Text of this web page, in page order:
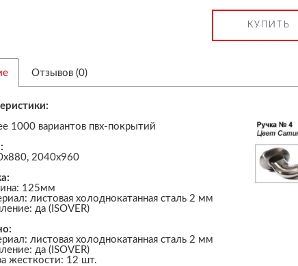
КУПИТЬ
Отзывов (0)
1000 вариантов пвх-покрытий
2040х960
125мм
листовая холоднокатанная сталь 2 мм
да (ISOVER)
листовая холоднокатанная сталь 2 мм
да (ISOVER)
жесткости: 12 шт.